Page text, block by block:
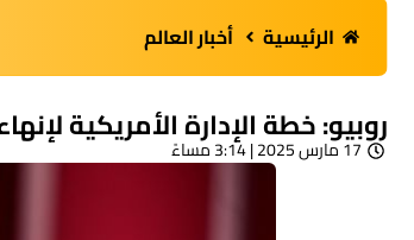
الرئيسية أخبار العالم
روبيو: خطة الإدارة الأمريكية
17 مارس 2025 | 3:14 مساءً